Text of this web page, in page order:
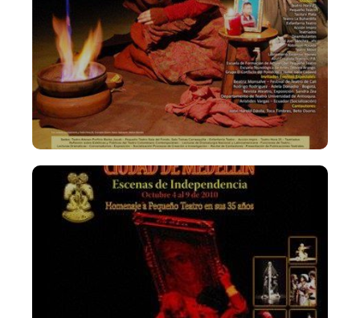
2011 – Homenaje a Contra el
viento (Ecuador)
Ver más